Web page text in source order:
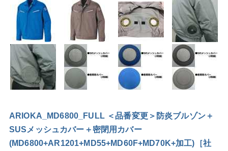
ARIOKA_MD6800_FULL ＜品番変更＞防炎ブルゾン＋
SUSメッシュカバー＋密閉用カバー
(MD6800+AR1201+MD55+MD60F+MD70K+加工)［社